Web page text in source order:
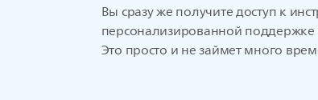
Вы сразу же получите доступ к
персонализированной
Это просто и не займет много